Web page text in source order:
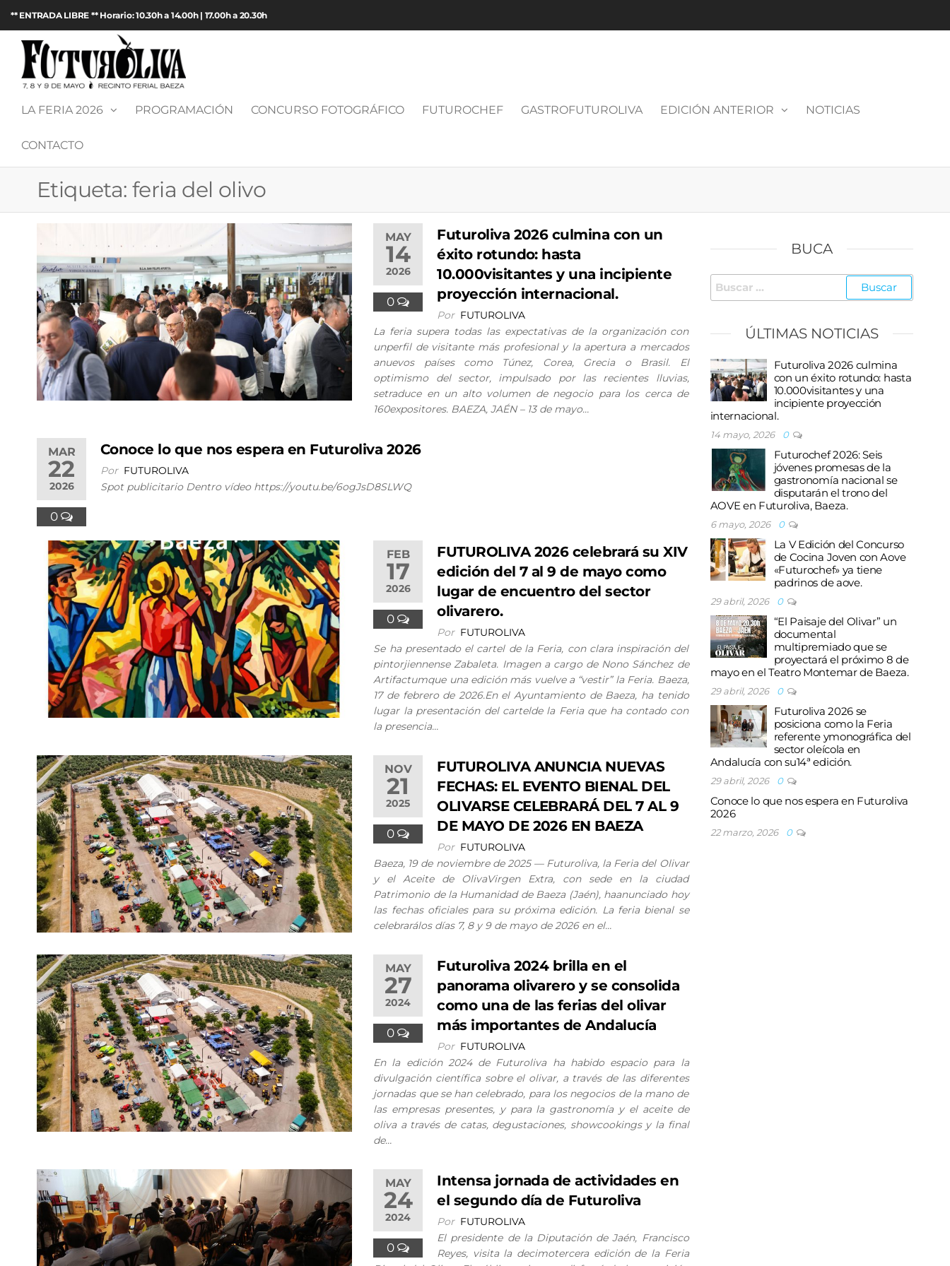
contenido
** ENTRADA LIBRE ** Horario: 10.30h a 14.00h | 17.00h a 20.30h
agrícola y
aceite de
(Jaén)
LA FERIA 2026 PROGRAMACIÓN CONCURSO FOTOGRÁFICO FUTUROCHEF GASTROFUTUROLIVA EDICIÓN ANTERIOR NOTICIAS
CONTACTO
Etiqueta: feria del olivo
MAY
14
2026
0
Futuroliva 2026 culmina con un
éxito rotundo: hasta
10.000visitantes y una incipiente
proyección internacional.
Por FUTUROLIVA
La feria supera todas las expectativas de la organización con
unperfil de visitante más profesional y la apertura a mercados
anuevos países como Túnez, Corea, Grecia o Brasil. El
optimismo del sector, impulsado por las recientes lluvias,
setraduce en un alto volumen de negocio para los cerca de
160expositores. BAEZA, JAÉN – 13 de mayo…
MAR
22
2026
0
Conoce lo que nos espera en Futuroliva 2026
Por FUTUROLIVA
Spot publicitario Dentro vídeo https://youtu.be/6ogJsD8SLWQ
FEB
17
2026
0
FUTUROLIVA 2026 celebrará su XIV
edición del 7 al 9 de mayo como
lugar de encuentro del sector
olivarero.
Por FUTUROLIVA
Se ha presentado el cartel de la Feria, con clara inspiración del
pintorjiennense Zabaleta. Imagen a cargo de Nono Sánchez de
Artifactumque una edición más vuelve a “vestir” la Feria. Baeza,
17 de febrero de 2026.En el Ayuntamiento de Baeza, ha tenido
lugar la presentación del cartelde la Feria que ha contado con
la presencia…
NOV
21
2025
0
FUTUROLIVA ANUNCIA NUEVAS
FECHAS: EL EVENTO BIENAL DEL
OLIVARSE CELEBRARÁ DEL 7 AL 9
DE MAYO DE 2026 EN BAEZA
Por FUTUROLIVA
Baeza, 19 de noviembre de 2025 — Futuroliva, la Feria del Olivar
y el Aceite de OlivaVirgen Extra, con sede en la ciudad
Patrimonio de la Humanidad de Baeza (Jaén), haanunciado hoy
las fechas oficiales para su próxima edición. La feria bienal se
celebrarálos días 7, 8 y 9 de mayo de 2026 en el…
MAY
27
2024
0
Futuroliva 2024 brilla en el
panorama olivarero y se consolida
como una de las ferias del olivar
más importantes de Andalucía
Por FUTUROLIVA
En la edición 2024 de Futuroliva ha habido espacio para la
divulgación científica sobre el olivar, a través de las diferentes
jornadas que se han celebrado, para los negocios de la mano de
las empresas presentes, y para la gastronomía y el aceite de
oliva a través de catas, degustaciones, showcookings y la final
de…
MAY
24
2024
0
Intensa jornada de actividades en
el segundo día de Futuroliva
Por FUTUROLIVA
El presidente de la Diputación de Jaén, Francisco
Reyes, visita la decimotercera edición de la Feria
BUCA
Buscar:
ÚLTIMAS NOTICIAS
Futuroliva 2026 culmina
con un éxito rotundo: hasta
10.000visitantes y una
incipiente proyección
internacional.
14 mayo, 2026 0
Futurochef 2026: Seis
jóvenes promesas de la
gastronomía nacional se
disputarán el trono del
AOVE en Futuroliva, Baeza.
6 mayo, 2026 0
La V Edición del Concurso
de Cocina Joven con Aove
«Futurochef» ya tiene
padrinos de aove.
29 abril, 2026 0
“El Paisaje del Olivar” un
documental
multipremiado que se
proyectará el próximo 8 de
mayo en el Teatro Montemar de Baeza.
29 abril, 2026 0
Futuroliva 2026 se
posiciona como la Feria
referente ymonográfica del
sector oleícola en
Andalucía con su14ª edición.
29 abril, 2026 0
Conoce lo que nos espera en Futuroliva
2026
22 marzo, 2026 0